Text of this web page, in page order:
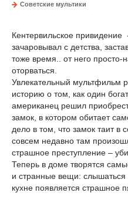
Советские мультики
Кентервильское
зачаровывал с детства,
тоже время.. от него просто-
оторваться.
Увлекательный мультфильм
историю о том, как один
американец решил
замок, в котором обитает
дело в том, что замок таит в
совсем недавно там
страшное преступление –
Теперь в доме творятся
и странные вещи: слышаться
кухне появляется страшное